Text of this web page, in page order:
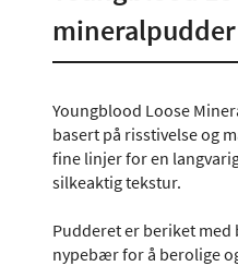
Youngblood Loose
basert på risstivelse og
fine linjer for en
silkeaktig tekstur.
Pudderet er beriket
nypebær for å berolige